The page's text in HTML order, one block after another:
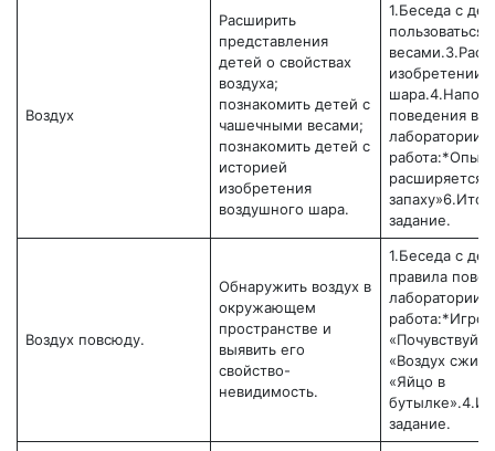
Воздух
Расширить
представления
детей о свойствах
воздуха;
познакомить детей с
чашечными весами;
познакомить детей с
историей
изобретения
воздушного шара.
1.Беседа с
изобретении
поведения в
работа:*Опыт:
задание.
Воздух повсюду.
Обнаружить воздух в
окружающем
пространстве и
выявить его
свойство-
невидимость.
1.Беседа с
правила
«Почувствуй
«Воздух
«Яйцо в
задание.